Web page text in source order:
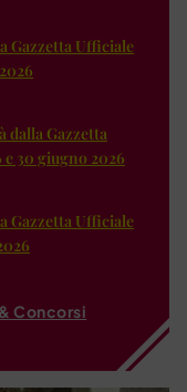
Gazzetta Ufficiale
dalla Gazzetta
30 giugno 2026
Gazzetta Ufficiale
Concorsi